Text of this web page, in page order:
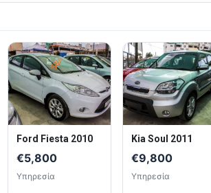
Ford Fiesta 2010
€5,800
Υπηρεσία
Kia Soul 2011
€9,800
Υπηρεσία